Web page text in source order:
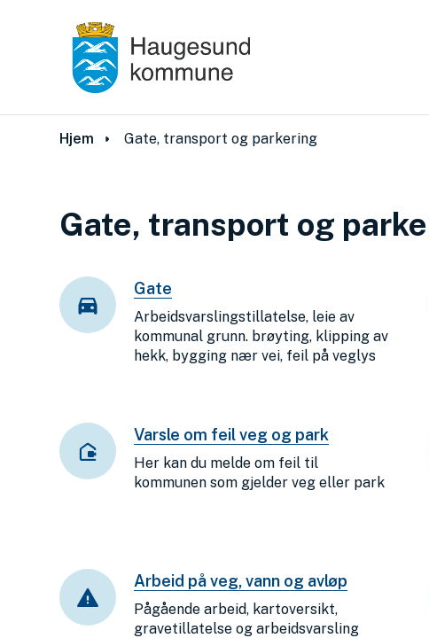
Du er her:
Hjem Gate, transport og parkering
Gate, transport og
Gate
Arbeidsvarslingstillatelse, leie av
kommunal grunn. brøyting, klipping av
hekk, bygging nær vei, feil på veglys
Varsle om feil veg og park
Her kan du melde om feil til
kommunen som gjelder veg eller park
Arbeid på veg, vann og avløp
Pågående arbeid, kartoversikt,
gravetillatelse og arbeidsvarsling